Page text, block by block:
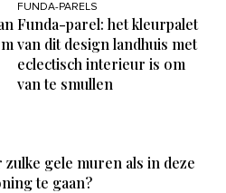
FUNDA-PARELS
Funda-parel: het kleurpalet
van dit design landhuis met
eclectisch interieur is om
van te smullen
gele muren als in deze
te gaan?